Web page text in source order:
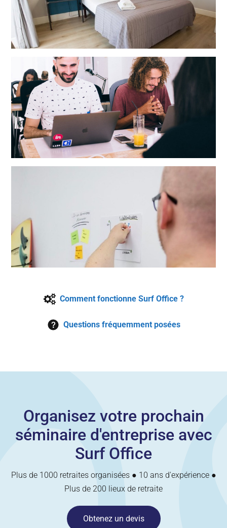
Comment fonctionne Surf Office ?
Questions fréquemment posées
Organisez votre prochain
séminaire d'entreprise avec
Surf Office
Plus de 1000 retraites organisées ● 10 ans d'expérience ●
Plus de 200 lieux de retraite
Obtenez un devis